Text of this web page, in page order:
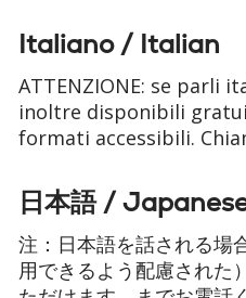
Italiano / Italian
ATTENZIONE: se parli
inoltre disponibili
formati accessibili.
日本語 /
注：日本語を話される場
用できるよう配慮された